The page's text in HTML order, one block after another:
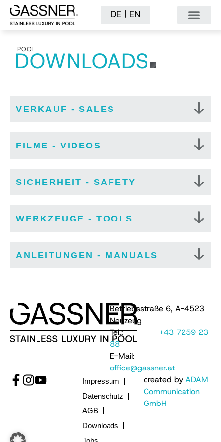
DE | EN
POOL
DOWNLOADS
VERKAUF - SALES
FILME - VIDEOS
SICHERHEIT - SAFETY
WERKZEUGE - TOOLS
ANLEITUNGEN - MANUALS
Betriebsstraße 6, A-4523
Neuzeug
Tel.:
+43 7259 23
88
E-Mail:
office@gassner.at
Impressum
Datenschutz
AGB
Downloads
Jobs
created byADAM
Communication
GmbH